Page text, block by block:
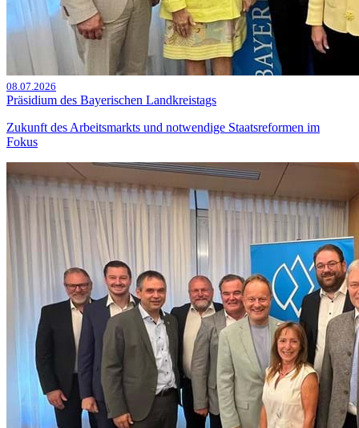
08.07.2026
Präsidium des Bayerischen Landkreistags
Zukunft des Arbeitsmarkts und notwendige Staatsreformen im
Fokus